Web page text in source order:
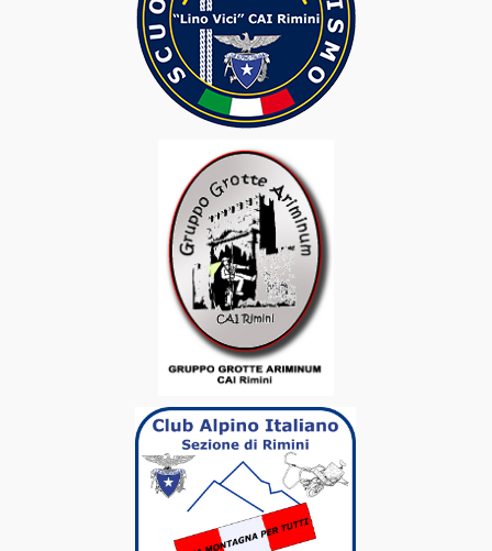
Percorsi Escursionistici
Classificazione dei Percorsi
Scale delle Difficoltà
Repubblica di San Marino
Gruppo Ortles Cevedale